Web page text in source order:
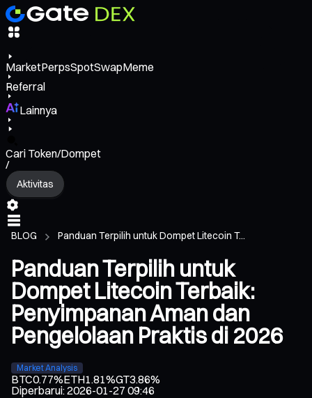
MarketPerpsSpotSwapMeme
Referral
Lainnya
Cari Token/Dompet
/
Aktivitas
BLOG Panduan Terpilih untuk Dompet Litecoin T...
Panduan Terpilih untuk
Dompet Litecoin Terbaik:
Penyimpanan Aman dan
Pengelolaan Praktis di 2026
Market Analysis
BTC0.77%ETH1.81%GT3.86%
Diperbarui:2026-01-27 09:46